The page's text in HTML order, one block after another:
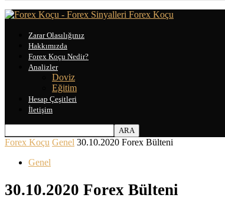
Forex Koçu
Zarar Olasılığınız
Hakkımızda
Forex Koçu Nedir?
Analizler
Doviz
Eğitim
Hesap Çeşitleri
İletişim
Forex Koçu Genel 30.10.2020 Forex Bülteni
Genel
30.10.2020 Forex Bülteni